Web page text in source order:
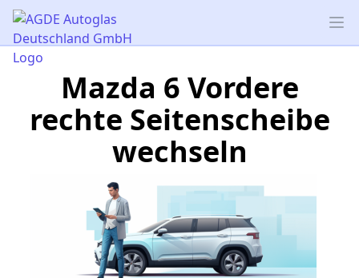
AGDE Autoglas Deutschland GmbH
Mazda 6 Vordere
rechte Seitenscheibe
wechseln